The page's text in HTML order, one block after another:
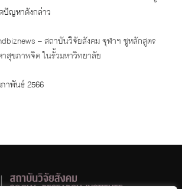
ปัญหาดังกล่าว
– สถาบันวิจัยสังคม จุฬาฯ ชูหลักสูตร
าสุขภาพจิต ในรั้วมหาวิทยาลัย
าพันธ์ 2566